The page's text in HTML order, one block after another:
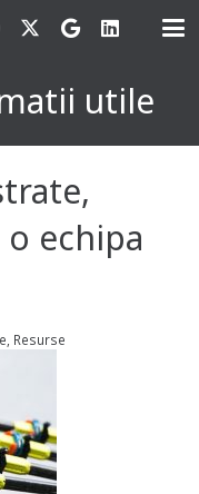
utile
echipa
Resurse